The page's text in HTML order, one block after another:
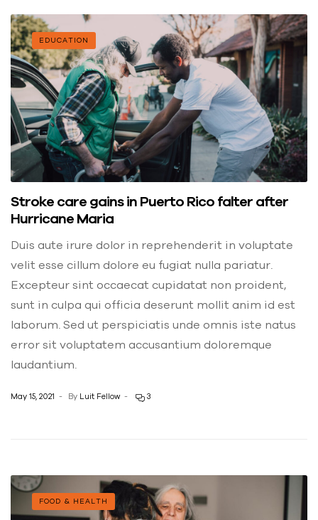
EDUCATION
Stroke care gains in Puerto Rico falter after
Hurricane Maria
Duis aute irure dolor in reprehenderit in voluptate
velit esse cillum dolore eu fugiat nulla pariatur.
Excepteur sint occaecat cupidatat non proident,
sunt in culpa qui officia deserunt mollit anim id est
laborum. Sed ut perspiciatis unde omnis iste natus
error sit voluptatem accusantium doloremque
laudantium.
May 15, 2021 By Luit Fellow 3
FOOD & HEALTH